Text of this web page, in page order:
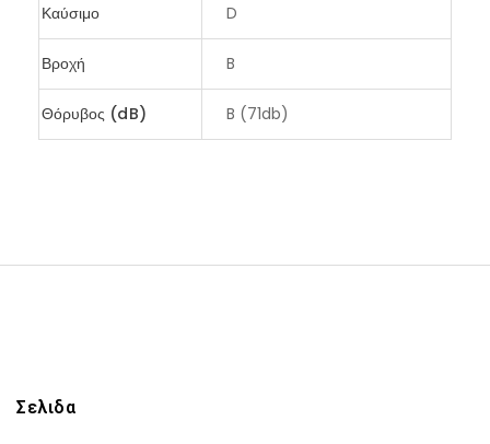
Καύσιμο D
Βροχή B
Θόρυβος (dB) B (71db)
Σελιδα